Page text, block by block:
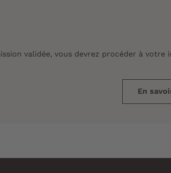
validée, vous devrez procéder à votre
En